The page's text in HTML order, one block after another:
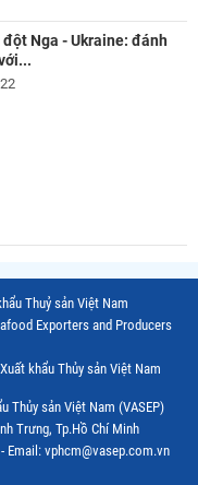
Nga - Ukraine: đánh
Thuỷ sản Việt Nam
Exporters and Producers
khẩu Thủy sản Việt Nam
Thủy sản Việt Nam (VASEP)
Trưng, Tp.Hồ Chí Minh
Email: vphcm@vasep.com.vn